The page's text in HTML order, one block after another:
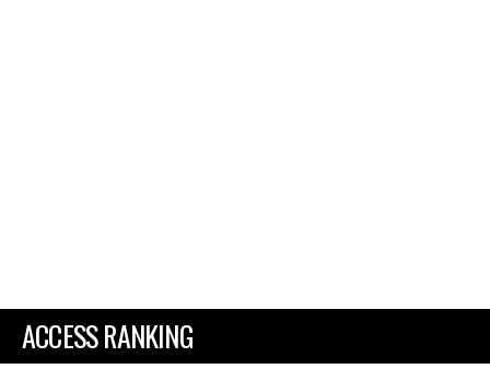
ACCESS RANKING